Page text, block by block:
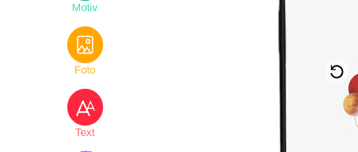
Dárky pro partnera
Dárky pro partnerku
Hudba & Film